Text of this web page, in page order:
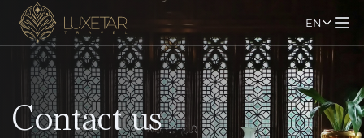
EN
Contact us